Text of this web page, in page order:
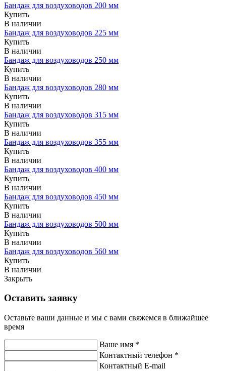
Бандаж для воздуховодов 200 мм
Купить
В наличии
Бандаж для воздуховодов 225 мм
Купить
В наличии
Бандаж для воздуховодов 250 мм
Купить
В наличии
Бандаж для воздуховодов 280 мм
Купить
В наличии
Бандаж для воздуховодов 315 мм
Купить
В наличии
Бандаж для воздуховодов 355 мм
Купить
В наличии
Бандаж для воздуховодов 400 мм
Купить
В наличии
Бандаж для воздуховодов 450 мм
Купить
В наличии
Бандаж для воздуховодов 500 мм
Купить
В наличии
Бандаж для воздуховодов 560 мм
Купить
В наличии
Закрыть
Оставить заявку
Оставьте ваши данные и мы с вами свяжемся в ближайшее
время
Ваше имя *
Контактный телефон *
Контактный E-mail